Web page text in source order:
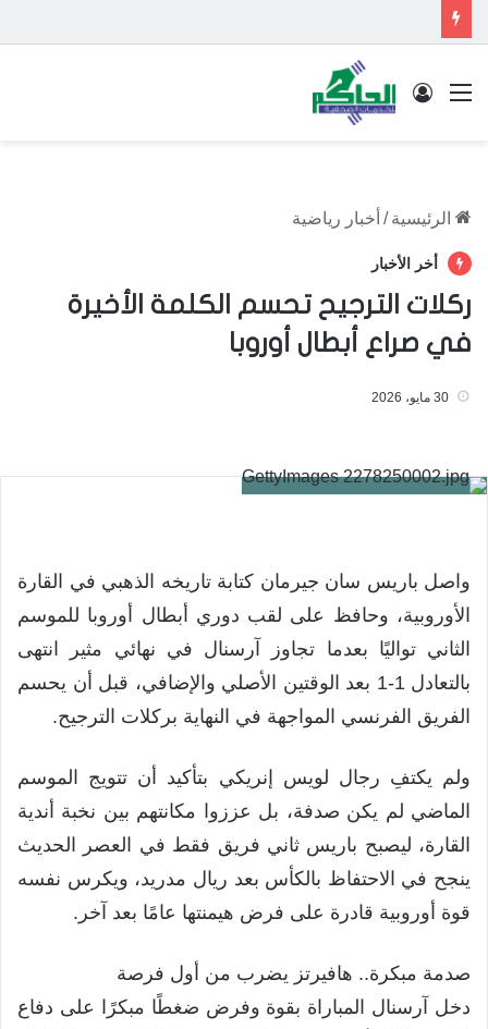
القائمة تسجيل الدخول
الرئيسية / أخبار رياضية
أخر الأخبار
ركلات الترجيح تحسم الكلمة الأخيرة
في صراع أبطال أوروبا
30 مايو، 2026
واصل باريس سان جيرمان كتابة تاريخه الذهبي في القارة
الأوروبية، وحافظ على لقب دوري أبطال أوروبا للموسم
الثاني تواليًا بعدما تجاوز آرسنال في نهائي مثير انتهى
بالتعادل 1-1 بعد الوقتين الأصلي والإضافي، قبل أن يحسم
الفريق الفرنسي المواجهة في النهاية بركلات الترجيح.
ولم يكتفِ رجال لويس إنريكي بتأكيد أن تتويج الموسم
الماضي لم يكن صدفة، بل عززوا مكانتهم بين نخبة أندية
القارة، ليصبح باريس ثاني فريق فقط في العصر الحديث
ينجح في الاحتفاظ بالكأس بعد ريال مدريد، ويكرس نفسه
قوة أوروبية قادرة على فرض هيمنتها عامًا بعد آخر.
صدمة مبكرة.. هافيرتز يضرب من أول فرصة
دخل آرسنال المباراة بقوة وفرض ضغطًا مبكرًا على دفاع